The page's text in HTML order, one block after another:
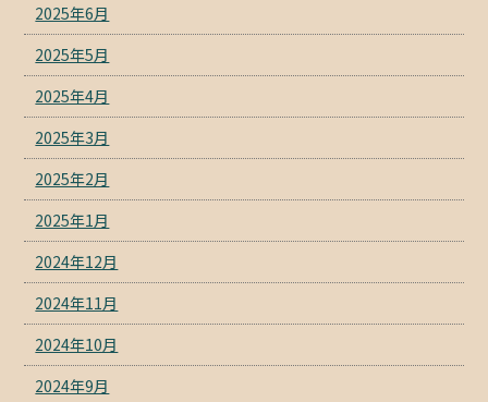
2025年6月
2025年5月
2025年4月
2025年3月
2025年2月
2025年1月
2024年12月
2024年11月
2024年10月
2024年9月